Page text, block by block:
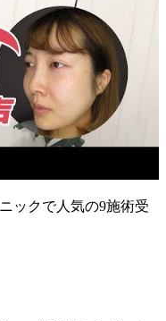
ックで人気の9施術受